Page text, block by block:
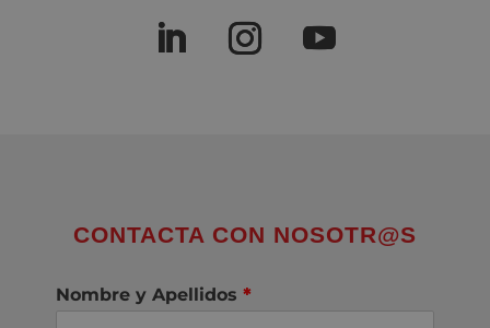
CONTACTA CON NOSOTR@S
Nombre y Apellidos *